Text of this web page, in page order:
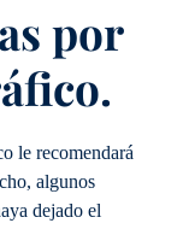
por
le recomendará
algunos
dejado el